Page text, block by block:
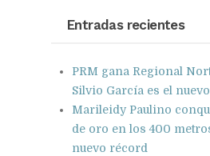
Entradas recientes
PRM gana Regional
Silvio García es el
Marileidy Paulino
de oro en los 400
nuevo récord